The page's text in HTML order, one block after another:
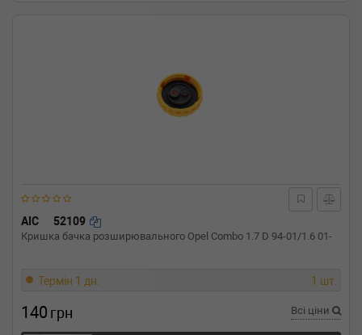
AIC 52109
Кришка бачка розширювального Opel Combo 1.7 D 94-01/1.6 01-
Термін 1 дн. 1 шт.
140 грн Всі ціни